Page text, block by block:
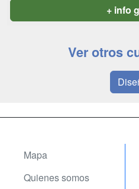
+ info
Ver otros
Mapa
Quienes somos